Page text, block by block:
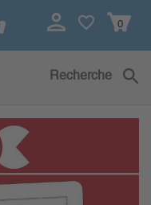
0
Recherche